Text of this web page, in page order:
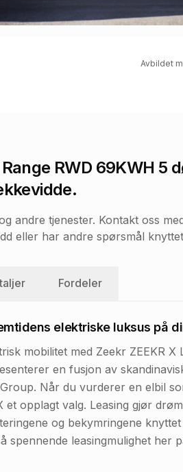
Avbildet
RWD 69KWH 5
andre tjenester. Kontakt oss
eller har andre spørsmål
Fordeler
elektriske luksus på
mobilitet med Zeekr ZEEKR X
en fusjon av
Når du vurderer en elbil
et opplagt valg. Leasing gjør
og bekymringene
spennende leasingmulighet her